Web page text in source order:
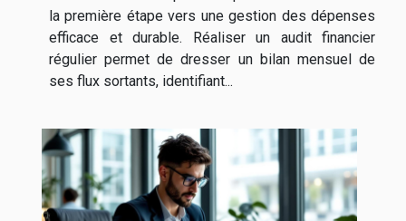
la première étape vers une gestion des dépenses
efficace et durable. Réaliser un audit financier
régulier permet de dresser un bilan mensuel de
ses flux sortants, identifiant...